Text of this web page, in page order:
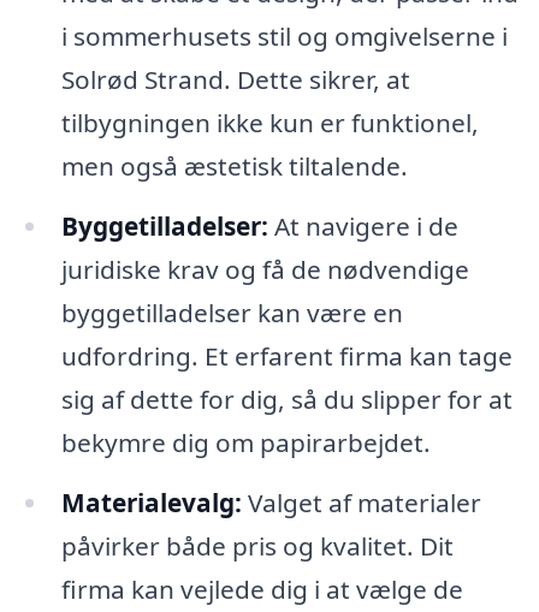
i sommerhusets stil og omgivelserne i
Solrød Strand. Dette sikrer, at
tilbygningen ikke kun er funktionel,
men også æstetisk tiltalende.
Byggetilladelser: At navigere i de
juridiske krav og få de nødvendige
byggetilladelser kan være en
udfordring. Et erfarent firma kan tage
sig af dette for dig, så du slipper for at
bekymre dig om papirarbejdet.
Materialevalg: Valget af materialer
påvirker både pris og kvalitet. Dit
firma kan vejlede dig i at vælge de